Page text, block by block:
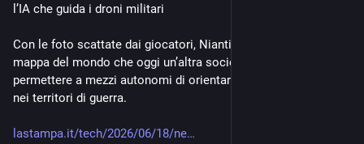
l’IA che guida i droni militari
Con le foto scattate dai giocatori, Niantic ha costruito una
mappa del mondo che oggi un’altra società utilizza per
permettere a mezzi autonomi di orientarsi senza GPS. Anche
nei territori di guerra.
lastampa.it/tech/2026/06/18/ne